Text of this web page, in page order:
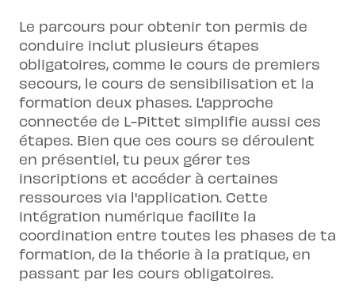
Le parcours pour obtenir ton permis de
conduire inclut plusieurs étapes
obligatoires, comme le cours de premiers
secours, le cours de sensibilisation et la
formation deux phases. L'approche
connectée de L-Pittet simplifie aussi ces
étapes. Bien que ces cours se déroulent
en présentiel, tu peux gérer tes
inscriptions et accéder à certaines
ressources via l'application. Cette
intégration numérique facilite la
coordination entre toutes les phases de ta
formation, de la théorie à la pratique, en
passant par les cours obligatoires.